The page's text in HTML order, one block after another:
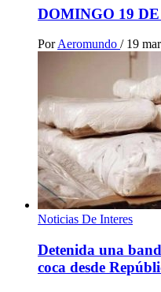
DOMINGO 19
Por Aeromundo / 19
Noticias De Interes
Detenida una
coca desde